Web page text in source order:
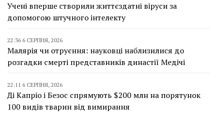
Учені вперше створили життєздатні віруси за
допомогою штучного інтелекту
22:36 6 СЕРПНЯ, 2026
Малярія чи отруєння: науковці наблизилися до
розгадки смерті представників династії Медічі
22:11 6 СЕРПНЯ, 2026
Ді Капріо і Безос спрямують $200 млн на порятунок
100 видів тварин від вимирання